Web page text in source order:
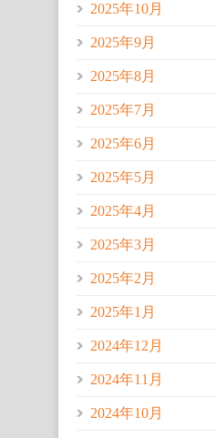
2025年10月
2025年9月
2025年8月
2025年7月
2025年6月
2025年5月
2025年4月
2025年3月
2025年2月
2025年1月
2024年12月
2024年11月
2024年10月